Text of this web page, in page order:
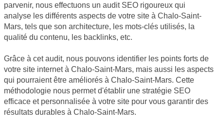
parvenir, nous effectuons un audit SEO rigoureux qui
analyse les différents aspects de votre site à Chalo-Saint-
Mars, tels que son architecture, les mots-clés utilisés, la
qualité du contenu, les backlinks, etc.
Grâce à cet audit, nous pouvons identifier les points forts de
votre site internet à Chalo-Saint-Mars, mais aussi les aspects
qui pourraient être améliorés à Chalo-Saint-Mars. Cette
méthodologie nous permet d'établir une stratégie SEO
efficace et personnalisée à votre site pour vous garantir des
résultats durables à Chalo-Saint-Mars.